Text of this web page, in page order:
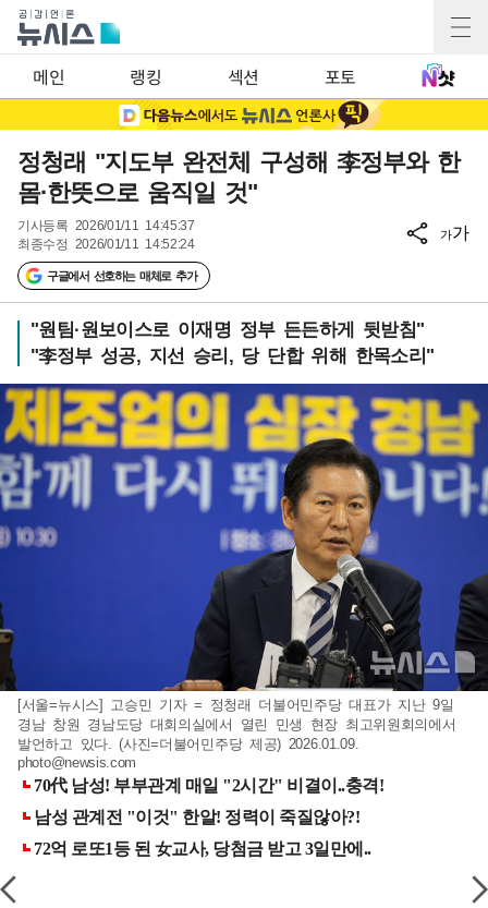
메인 랭킹 섹션 포토
정청래 "지도부 완전체 구성해 李정부와 한
몸·한뜻으로 움직일 것"
기사등록 2026/01/11 14:45:37
최종수정 2026/01/11 14:52:24
구글에서 선호하는 매체로 추가
가가
"원팀·원보이스로 이재명 정부 든든하게 뒷받침"
"李정부 성공, 지선 승리, 당 단합 위해 한목소리"
[서울=뉴시스] 고승민 기자 = 정청래 더불어민주당 대표가 지난 9일
경남 창원 경남도당 대회의실에서 열린 민생 현장 최고위원회의에서
발언하고 있다. (사진=더불어민주당 제공) 2026.01.09.
photo@newsis.com